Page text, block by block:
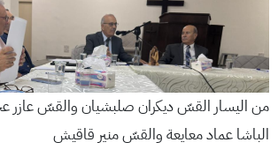
من اليسار القسّ ديكران صلبشيان والقسّ عازر
الباشا عماد معايعة والقسّ منير قاقيش